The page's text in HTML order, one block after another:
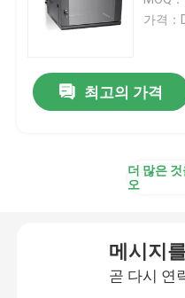
네트워크 플러그반
ODF 플러그반
가격：
최고의 가격
더 많은 것
오
메시지
곧 다시 연